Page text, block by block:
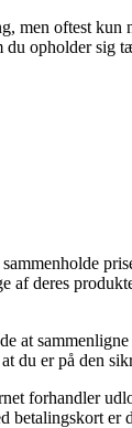
men oftest
du opholder
af deres
at
du er på den
forhandler
betalingskort